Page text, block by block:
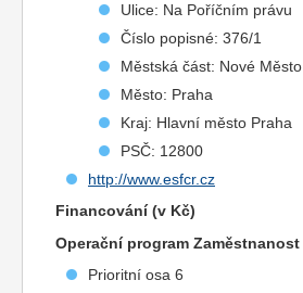
Ulice: Na Poříčním právu
Číslo popisné: 376/1
Městská část: Nové Město
Město: Praha
Kraj: Hlavní město Praha
PSČ: 12800
http://www.esfcr.cz
Financování (v Kč)
Operační program Zaměstnanost
Prioritní osa 6